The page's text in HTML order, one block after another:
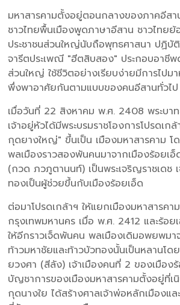
มหาสารคามตั้งอยู่ตอนกลางของภาคอีสา
ชาวไทยพื้นเมืองพูดภาษาอีสาน ชาวไทยย้
ประชาชนส่วนใหญ่นับถือพุทธศาสนา ปฏิบั
จารีตประเพณี "ฮีตสิบสอง" ประกอบอาชีพ
ส่วนใหญ่ ใช้ชีวิตอย่างเรียบง่ายมีการไปม
พึ่งพาอาศัยกันตามแบบของคนอีสานทั่วไป
เมื่อวันที่ 22 สิงหาคม พ.ศ. 2408 พระบาท
เจ้าอยู่หัวได้มีพระบรมราชโองการโปรดเก
กุดยางใหญ่" ขึ้นเป็น เมืองมหาสารคาม โ
พลเมืองราวสองพันคนมาจากเมืองร้อยเอ็
(กวด ภวภูตานนท์) เป็นพระเจริญราชเดช
ทองเป็นผู้ช่วยขึ้นกับเมืองร้อยเอ็ด
ต่อมาโปรดเกล้าฯ ให้แยกเมืองมหาสารค
กรุงเทพมหานคร เมื่อ พ.ศ. 2412 และร้อย
ให้อีกราวเจ็ดพันคน พลเมืองเดิมอพยพมา
ท้าวมหาชัยและท้าวบัวทองนั้นเป็นหลานโ
ยวงศา (สีลัง) เจ้าเมืองคนที่ 2 ของเมือง
บัญชาการของเมืองมหาสารคามตั้งอยู่ที่เ
กุดนางใย ได้สร้างศาลเจ้าพ่อหลักเมืองแ